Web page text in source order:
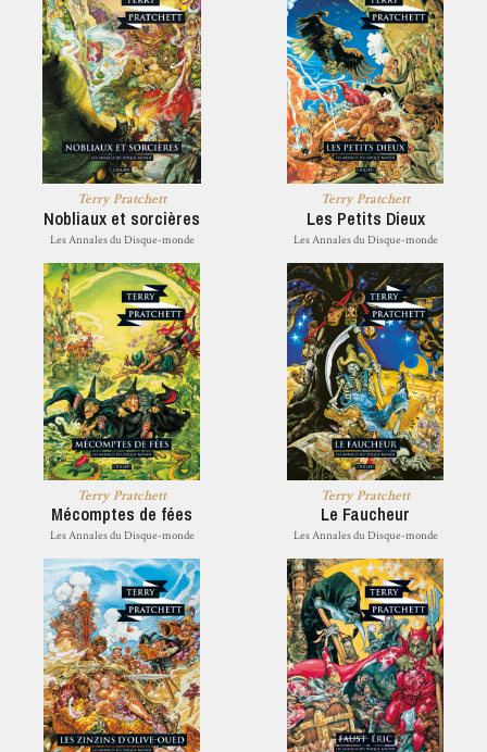
Terry Pratchett
Nobliaux et sorcières
Les Annales du Disque-monde
Terry Pratchett
Les Petits Dieux
Les Annales du Disque-monde
Terry Pratchett
Mécomptes de fées
Les Annales du Disque-monde
Terry Pratchett
Le Faucheur
Les Annales du Disque-monde